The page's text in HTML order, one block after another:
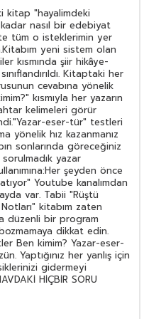
kitap "hayalimdeki
nasıl bir edebiyat
tüm o isteklerimin yer
yeni sistem olan
kısmında şiir hikâye-
Kitaptaki her
cevabına yönelik
kısmıyla her yazarın
kelimeleri görür
eser-tür" testleri
yönelik hız kazanmanız
sonlarında göreceğiniz
yazar
şeyden önce
Youtube kanalımdan
var. Tabii "Rüştü
kitabım zaten
düzenli bir program
dikkat edin.
Ben kimim? Yazar-eser-
Yaptığınız her yanlış için
gidermeyi
HİÇBİR SORU